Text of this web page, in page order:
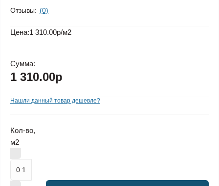
Отзывы: (0)
Цена:1 310.00р/м2
Сумма:
1 310.00р
Нашли данный товар дешевле?
Кол-во,
м2